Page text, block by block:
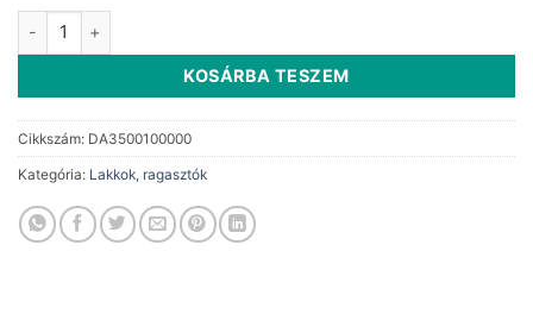
Darwi egykomponensű repesztőlakk 100ml mennyiség
KOSÁRBA TESZEM
Cikkszám: DA3500100000
Kategória: Lakkok, ragasztók